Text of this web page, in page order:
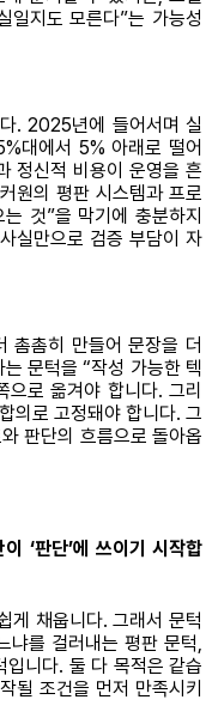
일지도 모른다”는 가능성
. 2025년에 들어서며 실
대에서 5% 아래로 떨어
정신적 비용이 운영을 흔
원의 평판 시스템과 프로
것”을 막기에 충분하지
실만으로 검증 부담이 자
촘촘히 만들어 문장을 더
문턱을 “작성 가능한 텍
로 옮겨야 합니다. 그리
의로 고정돼야 합니다. 그
판단의 흐름으로 돌아옵
‘판단’에 쓰이기 시작합
게 채웁니다. 그래서 문턱
를 걸러내는 평판 문턱,
입니다. 둘 다 목적은 같습
될 조건을 먼저 만족시키